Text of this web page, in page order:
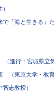
で「海と生きる」
進行：宮城県立
　（東京大学・教
志教授）